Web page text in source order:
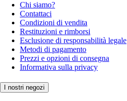
Chi siamo?
Contattaci
Condizioni di vendita
Restituzioni e rimborsi
Esclusione di responsabilità legale
Metodi di pagamento
Prezzi e opzioni di consegna
Informativa sulla privacy
I nostri negozi